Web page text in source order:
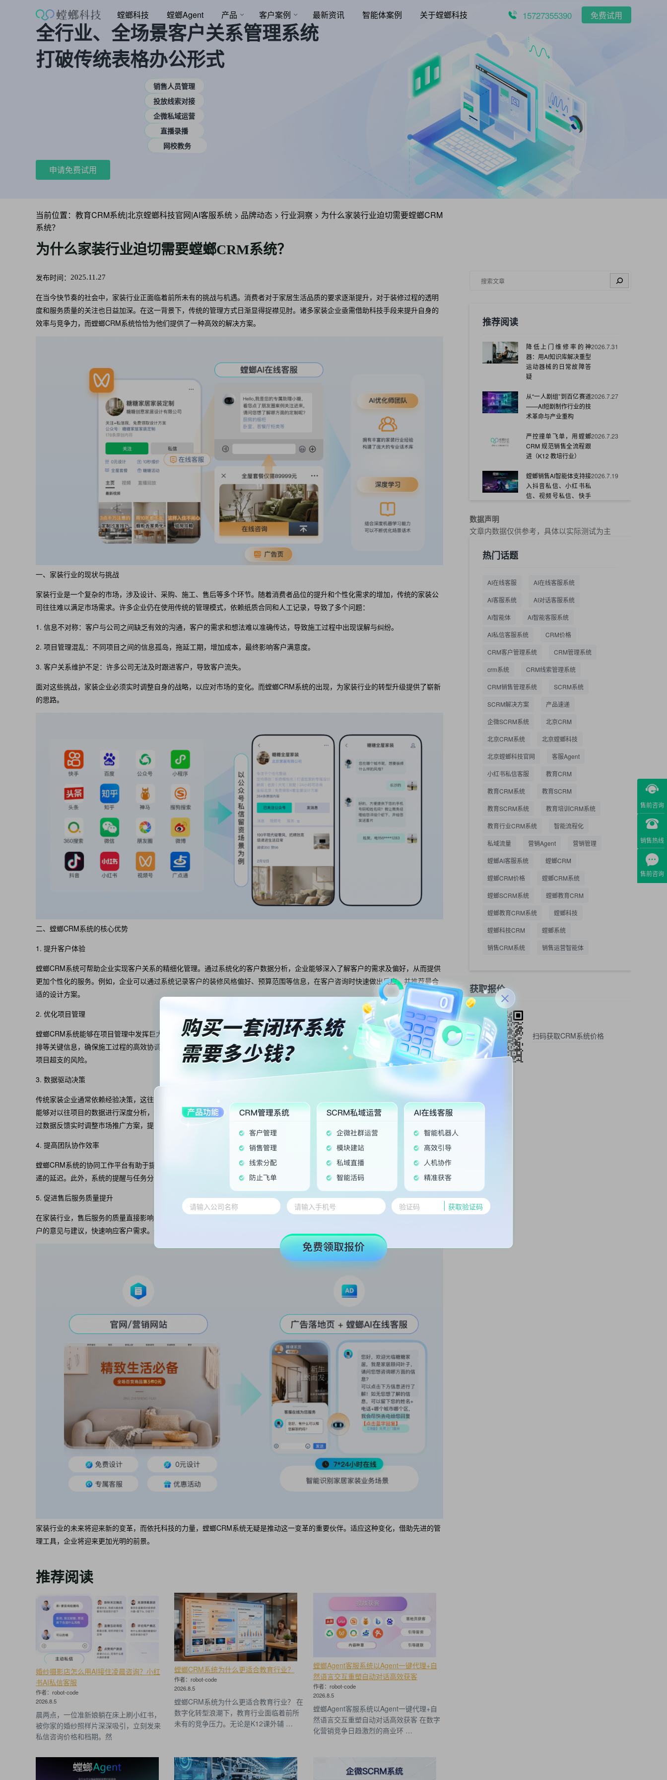
获取验证码
螳螂科技 螳螂Agent 产品 客户案例 最新资讯 智能体案例 关于螳螂科技 15727355390 免费试用
全行业、全场景客户关系管理系统
打破传统表格办公形式
销售人员管理
投放线索对接
企微私域运营
直播录播
网校教务
申请免费试用
售前咨询
销售热线
售前咨询
当前位置： 教育CRM系统|北京螳螂科技官网|AI客服系统 > 品牌动态 > 行业洞察 > 为什么家装行业迫切需要螳螂CRM
系统？
为什么家装行业迫切需要螳螂CRM系统？
发布时间： 2025.11.27
在当今快节奏的社会中，家装行业正面临着前所未有的挑战与机遇。消费者对于家居生活品质的要求逐渐提升，对于装修过程的透明
度和服务质量的关注也日益加深。在这一背景下，传统的管理方式日渐显得捉襟见肘。诸多家装企业亟需借助科技手段来提升自身的
效率与竞争力，而螳螂CRM系统恰恰为他们提供了一种高效的解决方案。
一、家装行业的现状与挑战
家装行业是一个复杂的市场，涉及设计、采购、施工、售后等多个环节。随着消费者品位的提升和个性化需求的增加，传统的家装公
司往往难以满足市场需求。许多企业仍在使用传统的管理模式，依赖纸质合同和人工记录，导致了多个问题：
1. 信息不对称：客户与公司之间缺乏有效的沟通，客户的需求和想法难以准确传达，导致施工过程中出现误解与纠纷。
2. 项目管理混乱：不同项目之间的信息孤岛，拖延工期，增加成本，最终影响客户满意度。
3. 客户关系维护不足：许多公司无法及时跟进客户，导致客户流失。
面对这些挑战，家装企业必须实时调整自身的战略，以应对市场的变化。而螳螂CRM系统的出现，为家装行业的转型升级提供了崭新
的思路。
二、螳螂CRM系统的核心优势
1. 提升客户体验
螳螂CRM系统可帮助企业实现客户关系的精细化管理。通过系统化的客户数据分析，企业能够深入了解客户的需求及偏好，从而提供
更加个性化的服务。例如，企业可以通过系统记录客户的装修风格偏好、预算范围等信息，在客户咨询时快速做出反应，并推荐最合
适的设计方案。
2. 优化项目管理
螳螂CRM系统能够在项目管理中发挥巨大的作用。通过模块化的管理界面，项目经理可以实时查看工地进度、材料采购、施工人员安
排等关键信息，确保施工过程的高效协调。系统提供的实时数据监控功能可以及时识别项目中的问题，帮助企业做好风险管理，降低
项目超支的风险。
3. 数据驱动决策
传统家装企业通常依赖经验决策，这往往缺乏科学依据，而螳螂CRM系统则通过数据分析工具，为企业提供了有力的决策支持。系统
能够对以往项目的数据进行深度分析，帮助企业识别市场趋势、客户需求的变化，从而制定更为合理的业务策略。同时，企业可以通
过数据反馈实时调整市场推广方案，提高营销效率。
4. 提高团队协作效率
螳螂CRM系统的协同工作平台有助于提高团队间的沟通与合作。不同部门之间可以通过统一的系统共享信息，减少重复工作和信息传
递的延迟。此外，系统的提醒与任务分配功能能够明确责任，确保每位员工都能按时完成各自的工作，提高整个团队的工作效率。
5. 促进售后服务质量提升
在家装行业，售后服务的质量直接影响客户的再次购买意愿和口碑，而螳螂CRM系统提供的客户反馈机制则可以帮助企业及时获取客
户的意见与建议，快速响应客户需求。无论是维修服务还是意见收集，系统都可以高效整合，让企业更易于管理和满足客户的期望。
家装行业的未来将迎来新的变革，而依托科技的力量，螳螂CRM系统无疑是推动这一变革的重要伙伴。适应这种变化，借助先进的管
理工具，企业将迎来更加光明的前景。
推荐阅读
婚纱摄影店怎么用AI接住凌晨咨询？小红
书AI私信客服
作者：robot-code
2026.8.5
晨两点，一位准新娘躺在床上刷小红书，
被你家的婚纱照样片深深吸引，立刻发来
私信咨询价格和档期。然
螳螂CRM系统为什么更适合教育行业？
作者：robot-code
2026.8.5
螳螂CRM系统为什么更适合教育行业？ 在
数字化转型浪潮下，教育行业面临着前所
未有的竞争压力。无论是K12课外辅 …
螳螂Agent客服系统以Agent一键代理+自
然语言交互重塑自动对话高效获客
作者：robot-code
2026.8.5
螳螂Agent客服系统以Agent一键代理+自
然语言交互重塑自动对话高效获客 在数字
化营销竞争日趋激烈的商业环 …
搜索
推荐阅读
降低上门维修率的神
器：用AI知识库解决重型
运动器械的日常故障答
疑
2026.7.31
从“一人剧组”到百亿赛道
——AI短剧制作行业的技
术革命与产业重构
2026.7.27
严控撞单飞单，用螳螂
CRM 规范销售全流程跟
进（K12 教培行业）
2026.7.23
螳螂销售AI智能体支持接
入抖音私信、小红书私
信、视频号私信、快手
2026.7.19
螳螂系统专为K12/职业
交：螳螂科技销售AI智能
一站式SCRM系统企微
全流程
商用SCRM系统企微工
营成本
2026.7.14
企业微信 私域用户精细
螳螂教育CRM助力教培
机构精细化运营
数据声明
文章内数据仅供参考，具体以实际测试为主
热门话题
AI在线客服 AI在线客服系统
AI客服系统 AI对话客服系统
AI智能体 AI智能客服系统
AI私信客服系统 CRM价格
CRM客户管理系统 CRM管理系统
crm系统 CRM线索管理系统
CRM销售管理系统 SCRM系统
SCRM解决方案 产品速递
企微SCRM系统 北京CRM
北京CRM系统 北京螳螂科技
北京螳螂科技官网 客服Agent
小红书私信客服 教育CRM
教育CRM系统 教育SCRM
教育SCRM系统 教育培训CRM系统
教育行业CRM系统 智能流程化
私域流量 营销Agent 营销管理
螳螂AI客服系统 螳螂CRM
螳螂CRM价格 螳螂CRM系统
螳螂SCRM系统 螳螂教育CRM
螳螂教育CRM系统 螳螂科技
螳螂科技CRM 螳螂系统
销售CRM系统 销售运营智能体
获取报价
扫码获取CRM系统价格